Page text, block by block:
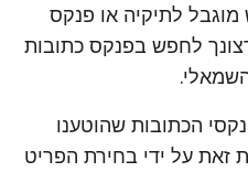
לתיקיה או פנקס
לחפש בפנקס כתובות
הכתובות שהוטענו